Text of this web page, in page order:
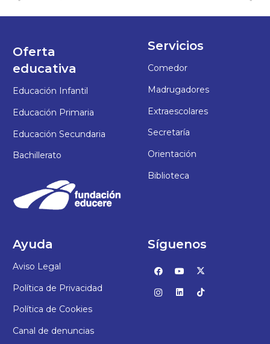
Oferta
educativa
Educación Infantil
Educación Primaria
Educación Secundaria
Bachillerato
Servicios
Comedor
Madrugadores
Extraescolares
Secretaría
Orientación
Biblioteca
Ayuda
Aviso Legal
Política de Privacidad
Política de Cookies
Canal de denuncias
Síguenos